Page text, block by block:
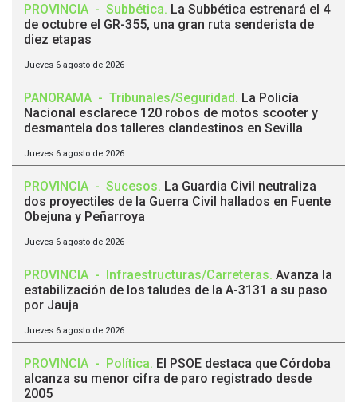
PROVINCIA - Subbética. La Subbética estrenará el 4
de octubre el GR-355, una gran ruta senderista de
diez etapas
Jueves 6 agosto de 2026
PANORAMA - Tribunales/Seguridad. La Policía
Nacional esclarece 120 robos de motos scooter y
desmantela dos talleres clandestinos en Sevilla
Jueves 6 agosto de 2026
PROVINCIA - Sucesos. La Guardia Civil neutraliza
dos proyectiles de la Guerra Civil hallados en Fuente
Obejuna y Peñarroya
Jueves 6 agosto de 2026
PROVINCIA - Infraestructuras/Carreteras. Avanza la
estabilización de los taludes de la A-3131 a su paso
por Jauja
Jueves 6 agosto de 2026
PROVINCIA - Política. El PSOE destaca que Córdoba
alcanza su menor cifra de paro registrado desde
2005